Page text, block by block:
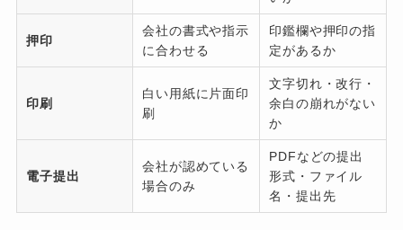
押印
会社の書式や指示
に合わせる
印鑑欄や押印の指
定があるか
印刷
白い用紙に片面印
刷
文字切れ・改行・
余白の崩れがない
か
電子提出
会社が認めている
場合のみ
PDFなどの提出
形式・ファイル
名・提出先